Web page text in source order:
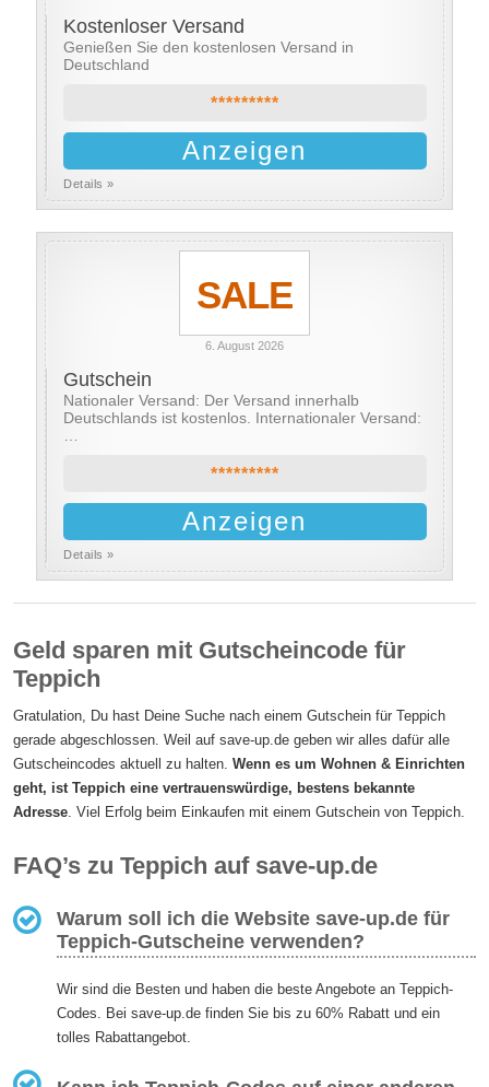
Kostenloser Versand
Genießen Sie den kostenlosen Versand in
Deutschland
*********
Anzeigen
Details »
SALE
6. August 2026
Gutschein
Nationaler Versand: Der Versand innerhalb
Deutschlands ist kostenlos. Internationaler Versand:
*********
Anzeigen
Details »
Geld sparen mit Gutscheincode für
Teppich
Gratulation, Du hast Deine Suche nach einem Gutschein für Teppich
gerade abgeschlossen. Weil auf save-up.de geben wir alles dafür alle
Gutscheincodes aktuell zu halten.Wenn es um Wohnen & Einrichten
geht, ist Teppich eine vertrauenswürdige, bestens bekannte
Adresse. Viel Erfolg beim Einkaufen mit einem Gutschein von Teppich.
FAQ’s zu Teppich auf save-up.de
Warum soll ich die Website save-up.de für
Teppich-Gutscheine verwenden?
Wir sind die Besten und haben die beste Angebote an Teppich-
Codes. Bei save-up.de finden Sie bis zu 60% Rabatt und ein
tolles Rabattangebot.